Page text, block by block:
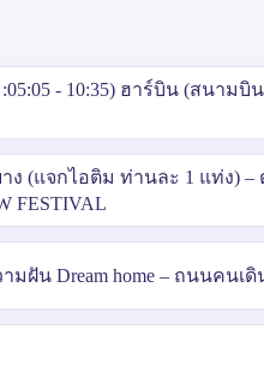
- 10:35) ฮาร์บิน (สนามบิ
(แจกไอติม ท่านละ 1 แท่ง) –
FESTIVAL
ฝัน Dream home – ถนนคนเ